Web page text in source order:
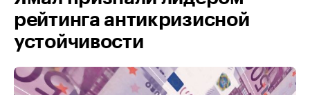
рейтинга антикризисной
устойчивости